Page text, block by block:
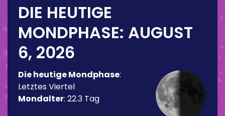
DIE HEUTIGE
MONDPHASE: AUGUST
6, 2026
Die heutige Mondphase:
Letztes Viertel
Mondalter: 22.3 Tag